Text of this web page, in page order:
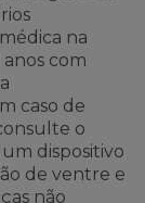
na
com
caso de
o
dispositivo
de ventre e
não